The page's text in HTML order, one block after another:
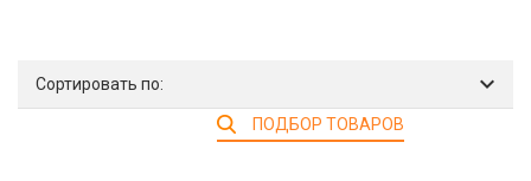
Сортировать по:
ПОДБОР ТОВАРОВ